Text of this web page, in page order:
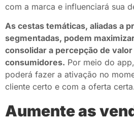
com a marca e influenciará sua
As cestas temáticas, aliadas a
segmentadas, podem
consolidar a percepção de
consumidores. Por meio do
poderá fazer a ativação no
cliente certo e com a oferta
Aumente as